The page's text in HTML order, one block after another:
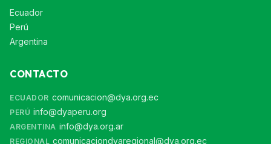
Ecuador
Perú
Argentina
CONTACTO
ECUADOR comunicacion@dya.org.ec
PERÚ info@dyaperu.org
ARGENTINA info@dya.org.ar
REGIONAL comunicaciondyaregional@dya.org.ec